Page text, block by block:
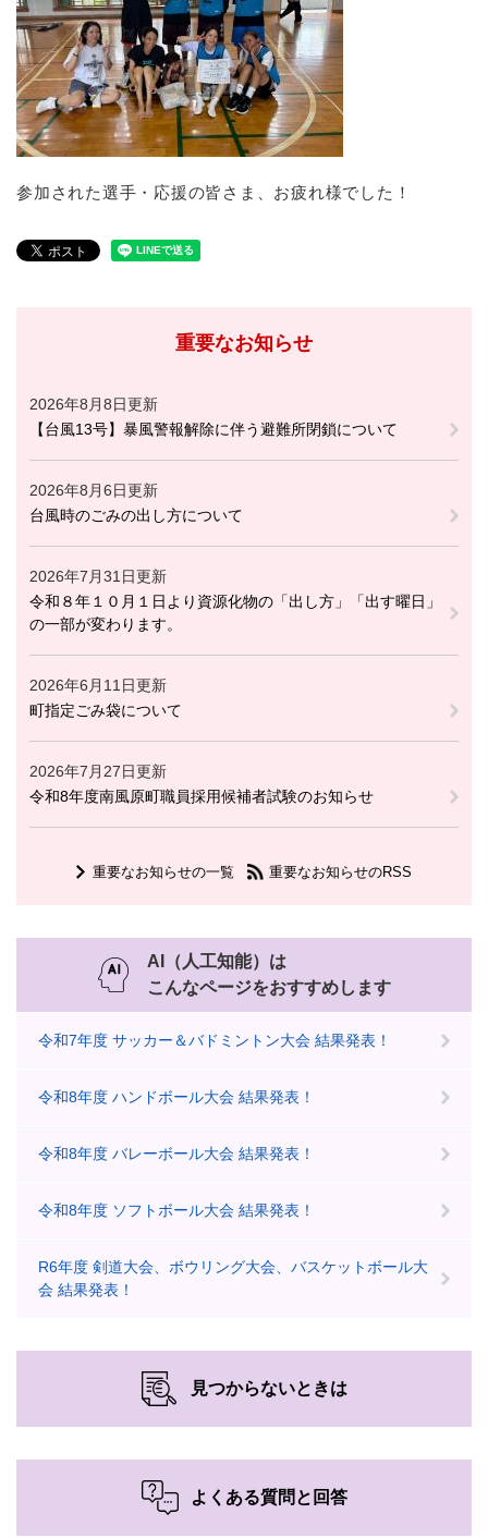
参加された選手・応援の皆さま、お疲れ様でした！
重要なお知らせ
2026年8月8日更新
【台風13号】暴風警報解除に伴う避難所閉鎖について
2026年8月6日更新
台風時のごみの出し方について
2026年7月31日更新
令和８年１０月１日より資源化物の「出し方」「出す曜日」
の一部が変わります。
2026年6月11日更新
町指定ごみ袋について
2026年7月27日更新
令和8年度南風原町職員採用候補者試験のお知らせ
重要なお知らせの一覧 重要なお知らせのRSS
AI（人工知能）は
こんなページをおすすめします
令和7年度 サッカー＆バドミントン大会 結果発表！
令和8年度 ハンドボール大会 結果発表！
令和8年度 バレーボール大会 結果発表！
令和8年度 ソフトボール大会 結果発表！
R6年度 剣道大会、ボウリング大会、バスケットボール大
会 結果発表！
見つからないときは
よくある質問と回答